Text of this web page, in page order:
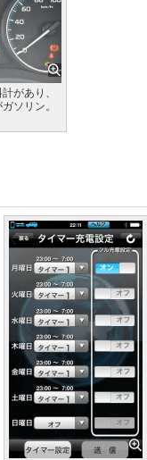
があり、
ソリン。